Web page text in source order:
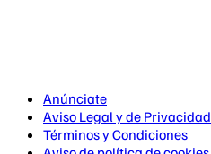
Anúnciate
Aviso Legal y de Privacidad
Términos y Condiciones